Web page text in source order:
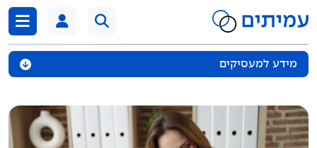
לדלג לתוכן
מידע למעסיקים
דיווח ותשלומים